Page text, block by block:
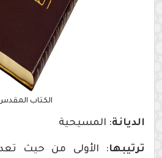
الكتاب
الديانة: المسيحية
ترتيبها: الأولى من حيث